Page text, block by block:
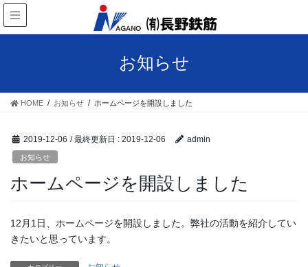
お知らせ
HOME お知らせ ホームページを開設しました
2019-12-06 / 最終更新日 : 2019-12-06 admin
お知らせ
ホームページを開設しました
12月1日、ホームページを開設しました。弊社の活動を紹介してい
きたいと思っています。